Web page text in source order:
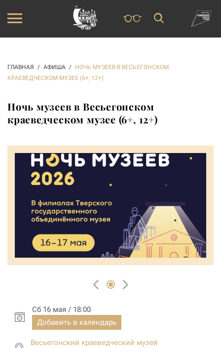
ГЛАВНАЯ АФИША
НОЧЬ МУЗЕЕВ В ВЕСЬЕГОНСКОМ
КРАЕВЕДЧЕСКОМ МУЗЕЕ (6+, 12+)
Ночь музеев в Весьегонском
краеведческом музее (6+, 12+)
Сб 16 мая / 18:00
Добавить в календарь
Весьегонский краеведческий музей